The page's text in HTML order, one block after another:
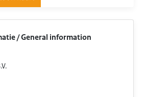
/ General information